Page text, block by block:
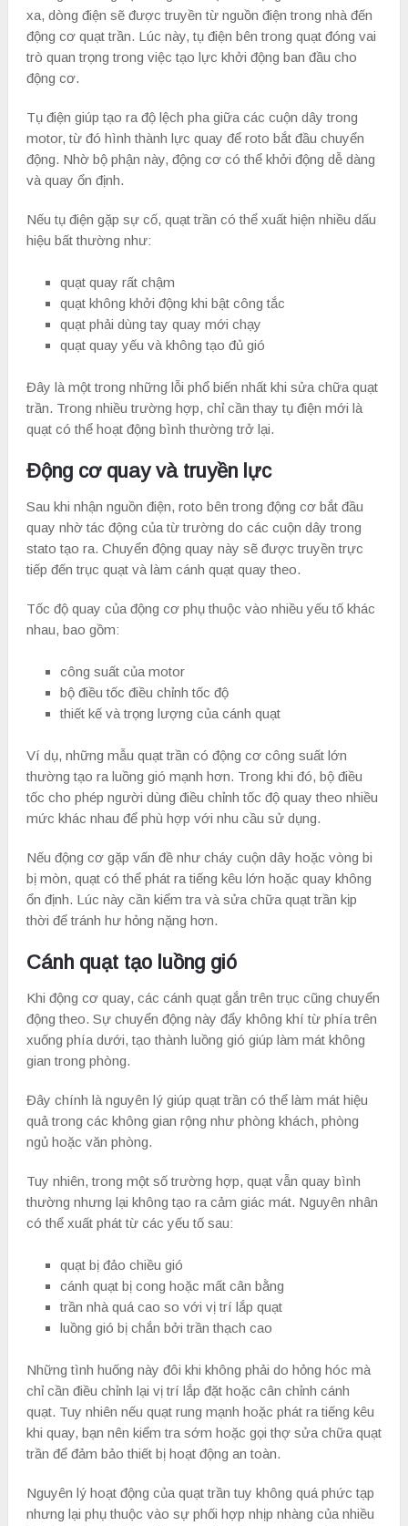
xa, dòng điện sẽ được truyền từ nguồn điện trong nhà đến
động cơ quạt trần. Lúc này, tụ điện bên trong quạt đóng vai
trò quan trọng trong việc tạo lực khởi động ban đầu cho
động cơ.
Tụ điện giúp tạo ra độ lệch pha giữa các cuộn dây trong
motor, từ đó hình thành lực quay để roto bắt đầu chuyển
động. Nhờ bộ phận này, động cơ có thể khởi động dễ dàng
và quay ổn định.
Nếu tụ điện gặp sự cố, quạt trần có thể xuất hiện nhiều dấu
hiệu bất thường như:
quạt quay rất chậm
quạt không khởi động khi bật công tắc
quạt phải dùng tay quay mới chạy
quạt quay yếu và không tạo đủ gió
Đây là một trong những lỗi phổ biến nhất khi sửa chữa quạt
trần. Trong nhiều trường hợp, chỉ cần thay tụ điện mới là
quạt có thể hoạt động bình thường trở lại.
Động cơ quay và truyền lực
Sau khi nhận nguồn điện, roto bên trong động cơ bắt đầu
quay nhờ tác động của từ trường do các cuộn dây trong
stato tạo ra. Chuyển động quay này sẽ được truyền trực
tiếp đến trục quạt và làm cánh quạt quay theo.
Tốc độ quay của động cơ phụ thuộc vào nhiều yếu tố khác
nhau, bao gồm:
công suất của motor
bộ điều tốc điều chỉnh tốc độ
thiết kế và trọng lượng của cánh quạt
Ví dụ, những mẫu quạt trần có động cơ công suất lớn
thường tạo ra luồng gió mạnh hơn. Trong khi đó, bộ điều
tốc cho phép người dùng điều chỉnh tốc độ quay theo nhiều
mức khác nhau để phù hợp với nhu cầu sử dụng.
Nếu động cơ gặp vấn đề như cháy cuộn dây hoặc vòng bi
bị mòn, quạt có thể phát ra tiếng kêu lớn hoặc quay không
ổn định. Lúc này cần kiểm tra và sửa chữa quạt trần kịp
thời để tránh hư hỏng nặng hơn.
Cánh quạt tạo luồng gió
Khi động cơ quay, các cánh quạt gắn trên trục cũng chuyển
động theo. Sự chuyển động này đẩy không khí từ phía trên
xuống phía dưới, tạo thành luồng gió giúp làm mát không
gian trong phòng.
Đây chính là nguyên lý giúp quạt trần có thể làm mát hiệu
quả trong các không gian rộng như phòng khách, phòng
ngủ hoặc văn phòng.
Tuy nhiên, trong một số trường hợp, quạt vẫn quay bình
thường nhưng lại không tạo ra cảm giác mát. Nguyên nhân
có thể xuất phát từ các yếu tố sau:
quạt bị đảo chiều gió
cánh quạt bị cong hoặc mất cân bằng
trần nhà quá cao so với vị trí lắp quạt
luồng gió bị chắn bởi trần thạch cao
Những tình huống này đôi khi không phải do hỏng hóc mà
chỉ cần điều chỉnh lại vị trí lắp đặt hoặc cân chỉnh cánh
quạt. Tuy nhiên nếu quạt rung mạnh hoặc phát ra tiếng kêu
khi quay, bạn nên kiểm tra sớm hoặc gọi thợ sửa chữa quạt
trần để đảm bảo thiết bị hoạt động an toàn.
Nguyên lý hoạt động của quạt trần tuy không quá phức tạp
nhưng lại phụ thuộc vào sự phối hợp nhịp nhàng của nhiều